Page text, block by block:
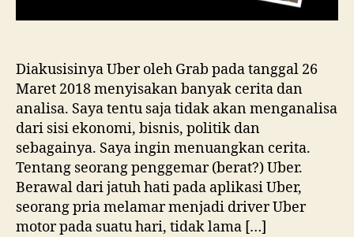
Diakusisinya Uber oleh Grab pada tanggal 26
Maret 2018 menyisakan banyak cerita dan
analisa. Saya tentu saja tidak akan menganalisa
dari sisi ekonomi, bisnis, politik dan
sebagainya. Saya ingin menuangkan cerita.
Tentang seorang penggemar (berat?) Uber.
Berawal dari jatuh hati pada aplikasi Uber,
seorang pria melamar menjadi driver Uber
motor pada suatu hari, tidak lama […]